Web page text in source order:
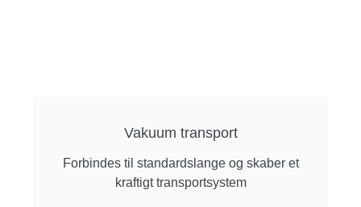
Vakuum transport
Forbindes til standardslange og skaber et
kraftigt transportsystem